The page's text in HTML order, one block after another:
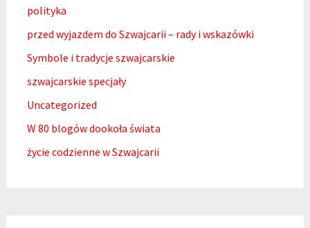
polityka
przed wyjazdem do Szwajcarii – rady i wskazówki
Symbole i tradycje szwajcarskie
szwajcarskie specjały
Uncategorized
W 80 blogów dookoła świata
życie codzienne w Szwajcarii